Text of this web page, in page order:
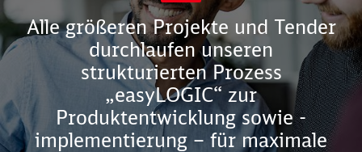
Alle größeren Projekte und Tender
durchlaufen unseren
strukturierten Prozess
„easyLOGIC“ zur
Produktentwicklung sowie -
implementierung – für maximale